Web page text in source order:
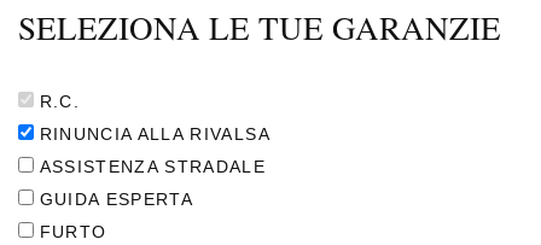
SELEZIONA LE TUE GARANZIE
R.C.
RINUNCIA ALLA RIVALSA
ASSISTENZA STRADALE
GUIDA ESPERTA
FURTO